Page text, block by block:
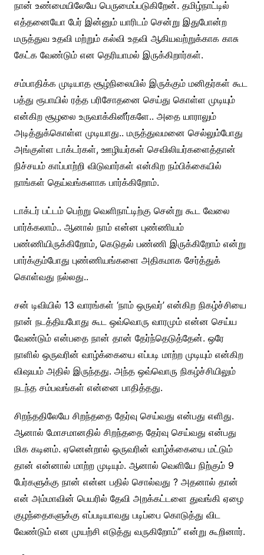
நான் உண்மையிலேயே பெருமைப்படுகிறேன். தமிழ்நாட்டில்
எத்தனையோ பேர் இன்னும் யாரிடம் சென்று இதுபோன்ற
மருத்துவ உதவி மற்றும் கல்வி உதவி ஆகியவற்றுக்காக காசு
கேட்க வேண்டும் என தெரியாமல் இருக்கிறார்கள்.
சம்பாதிக்க முடியாத சூழ்நிலையில் இருக்கும் மனிதர்கள் கூட
பத்து ரூபாயில் ரத்த பரிசோதனை செய்து கொள்ள முடியும்
என்கிற சூழலை உருவாக்கினீர்களே.. அதை யாராலும்
அடித்துக்கொள்ள முடியாது.. மருத்துவமனை செல்லும்போது
அங்குள்ள டாக்டர்கள், ஊழியர்கள் செவிலியர்களைத்தான்
நிச்சயம் காப்பாற்றி விடுவார்கள் என்கிற நம்பிக்கையில்
நாங்கள் தெய்வங்களாக பார்க்கிறோம்.
டாக்டர் பட்டம் பெற்று வெளிநாட்டிற்கு சென்று கூட வேலை
பார்க்கலாம்.. ஆனால் நாம் என்ன புண்ணியம்
பண்ணியிருக்கிறோம், கெடுதல் பண்ணி இருக்கிறோம் என்று
பார்க்கும்போது புண்ணியங்களை அதிகமாக சேர்த்துக்
கொள்வது நல்லது..
சன் டிவியில் 13 வாரங்கள் ‘நாம் ஒருவர்’ என்கிற நிகழ்ச்சியை
நான் நடத்தியபோது கூட ஒவ்வொரு வாரமும் என்ன செய்ய
வேண்டும் என்பதை நான் தான் தேர்ந்தெடுத்தேன். ஒரே
நாளில் ஒருவரின் வாழ்க்கையை எப்படி மாற்ற முடியும் என்கிற
விஷயம் அதில் இருந்தது. அந்த ஒவ்வொரு நிகழ்ச்சியிலும்
நடந்த சம்பவங்கள் என்னை பாதித்தது.
சிறந்ததிலேயே சிறந்ததை தேர்வு செய்வது என்பது எளிது.
ஆனால் மோசமானதில் சிறந்ததை தேர்வு செய்வது என்பது
மிக கடினம். ஏனென்றால் ஒருவரின் வாழ்க்கையை மட்டும்
தான் என்னால் மாற்ற முடியும். ஆனால் வெளியே நிற்கும் 9
பேர்களுக்கு நான் என்ன பதில் சொல்வது ? அதனால் தான்
என் அம்மாவின் பெயரில் தேவி அறக்கட்டளை துவங்கி ஏழை
குழந்தைகளுக்கு எப்படியாவது படிப்பை கொடுத்து விட
வேண்டும் என முயற்சி எடுத்து வருகிறோம்” என்று கூறினார்.